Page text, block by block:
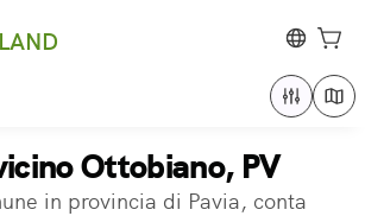
Ottobiano, PV
in provincia di Pavia, conta